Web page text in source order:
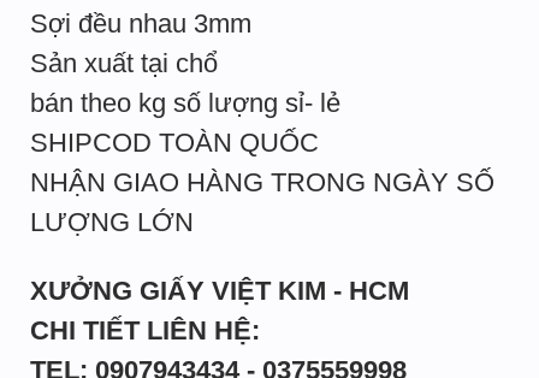
Sợi đều nhau 3mm
Sản xuất tại chổ
bán theo kg số lượng sỉ- lẻ
SHIPCOD TOÀN QUỐC
NHẬN GIAO HÀNG TRONG NGÀY SỐ
LƯỢNG LỚN
XƯỞNG GIẤY VIỆT KIM - HCM
CHI TIẾT LIÊN HỆ:
TEL: 0907943434 - 0375559998